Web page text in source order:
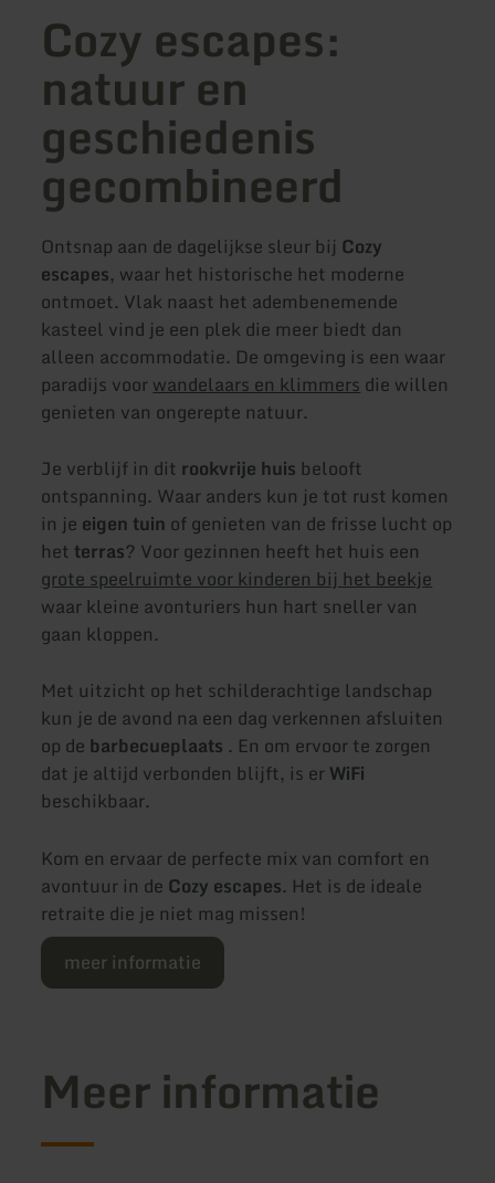
Cozy escapes:
natuur en
geschiedenis
gecombineerd
Ontsnap aan de dagelijkse sleur bij Cozy
escapes, waar het historische het moderne
ontmoet. Vlak naast het adembenemende
kasteel vind je een plek die meer biedt dan
alleen accommodatie. De omgeving is een waar
paradijs voorwandelaars en klimmers die willen
genieten van ongerepte natuur.
Je verblijf in dit rookvrije huis belooft
ontspanning. Waar anders kun je tot rust komen
in je eigen tuin of genieten van de frisse lucht op
het terras? Voor gezinnen heeft het huis een
grote speelruimte voor kinderen bij het beekje
waar kleine avonturiers hun hart sneller van
gaan kloppen.
Met uitzicht op het schilderachtige landschap
kun je de avond na een dag verkennen afsluiten
op de barbecueplaats . En om ervoor te zorgen
dat je altijd verbonden blijft, is erWiFi
beschikbaar.
Kom en ervaar de perfecte mix van comfort en
avontuur in de Cozy escapes. Het is de ideale
retraite die je niet mag missen!
meer informatie
Meer informatie